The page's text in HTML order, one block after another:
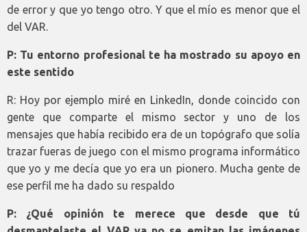
de error y que yo tengo otro. Y que el mío es menor que el
del VAR.
P: Tu entorno profesional te ha mostrado su apoyo en
este sentido
R: Hoy por ejemplo miré en LinkedIn, donde coincido con
gente que comparte el mismo sector y uno de los
mensajes que había recibido era de un topógrafo que solía
trazar fueras de juego con el mismo programa informático
que yo y me decía que yo era un pionero. Mucha gente de
ese perfil me ha dado su respaldo
P: ¿Qué opinión te merece que desde que tú